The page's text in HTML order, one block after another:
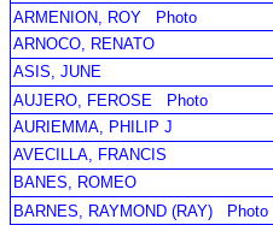
ARMENION, ROY
Photo
ARNOCO, RENATO
ASIS, JUNE
AUJERO, FEROSE
Photo
AURIEMMA, PHILIP J
AVECILLA, FRANCIS
BANES, ROMEO
BARNES, RAYMOND (RAY)
Photo